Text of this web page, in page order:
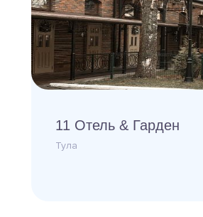
11 Отель & Гарден
Тула